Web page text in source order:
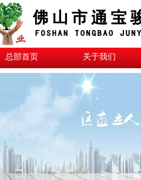
总部首页 关于我们